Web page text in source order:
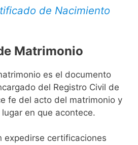
de Nacimiento
Matrimonio
es el documento
del Registro Civil de
fe del acto del matrimonio y
en que acontece.
expedirse certificaciones